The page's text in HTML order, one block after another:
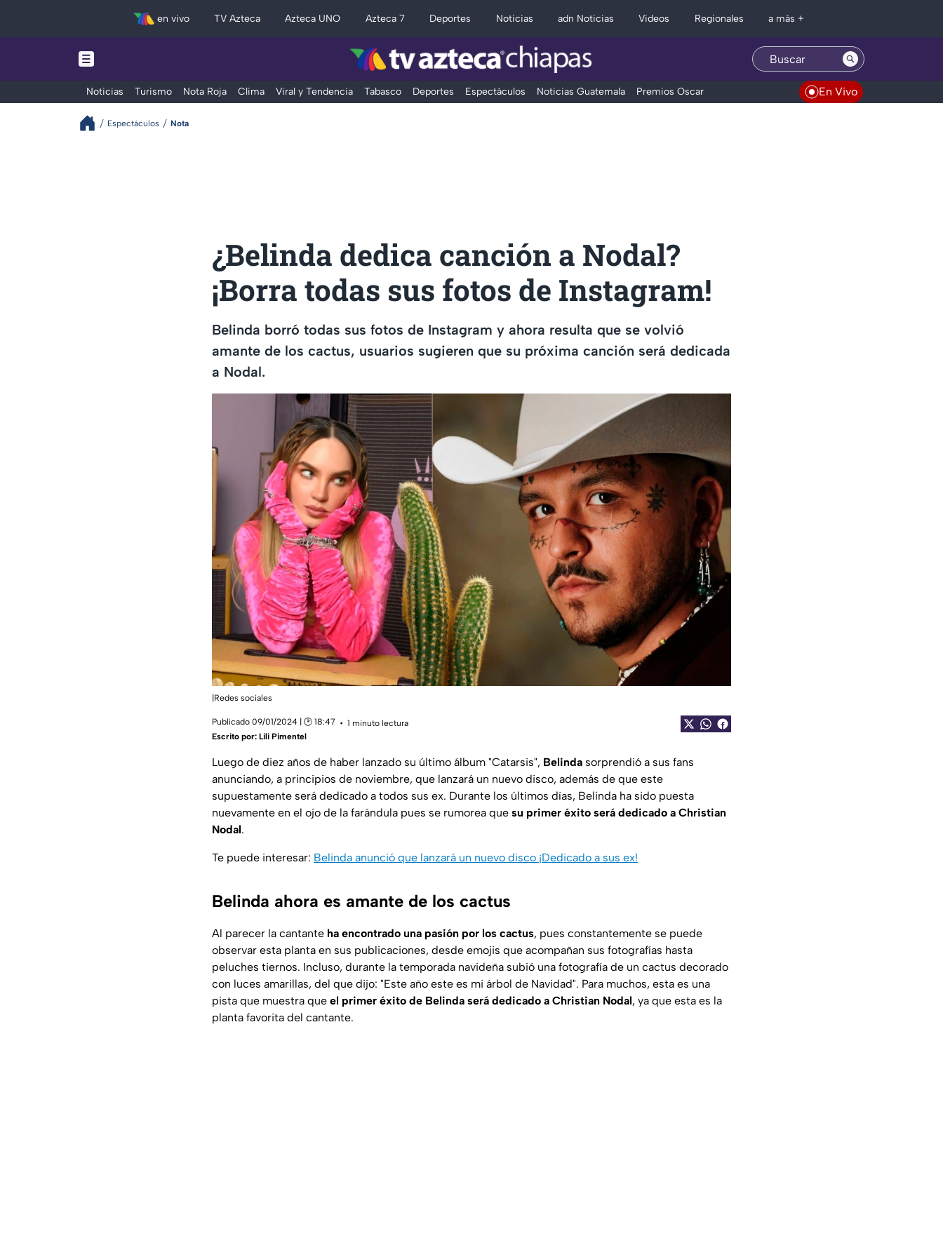
en vivo TV Azteca Azteca UNO Azteca 7 Deportes Noticias adn Noticias Videos Regionales a más +
Noticias Turismo Nota Roja Clima Viral y Tendencia Tabasco Deportes Espectáculos Noticias Guatemala Premios Oscar En Vivo
Espectáculos Nota
¿Belinda dedica canción a Nodal?
¡Borra todas sus fotos de Instagram!
Belinda borró todas sus fotos de Instagram y ahora resulta que se volvió
amante de los cactus, usuarios sugieren que su próxima canción será dedicada
a Nodal.
|Redes sociales
Publicado 09/01/2024 | 🕑 18:47
1 minuto lectura
Escrito por: Lili Pimentel
Luego de diez años de haber lanzado su último álbum "Catarsis", Belinda sorprendió a sus fans
anunciando, a principios de noviembre, que lanzará un nuevo disco, además de que este
supuestamente será dedicado a todos sus ex. Durante los últimos días, Belinda ha sido puesta
nuevamente en el ojo de la farándula pues se rumorea que su primer éxito será dedicado a Christian
Nodal.
Te puede interesar: Belinda anunció que lanzará un nuevo disco ¡Dedicado a sus ex!
Belinda ahora es amante de los cactus
Al parecer la cantante ha encontrado una pasión por los cactus, pues constantemente se puede
observar esta planta en sus publicaciones, desde emojis que acompañan sus fotografías hasta
peluches tiernos. Incluso, durante la temporada navideña subió una fotografía de un cactus decorado
con luces amarillas, del que dijo: "Este año este es mi árbol de Navidad". Para muchos, esta es una
pista que muestra que el primer éxito de Belinda será dedicado a Christian Nodal, ya que esta es la
planta favorita del cantante.